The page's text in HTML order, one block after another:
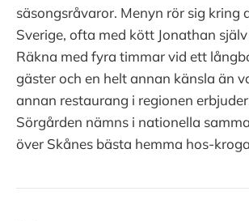
säsongsråvaror. Menyn rör sig kring
Sverige, ofta med kött Jonathan
Räkna med fyra timmar vid ett
gäster och en helt annan känsla än
annan restaurang i regionen
Sörgården nämns i nationella
över Skånes bästa hemma hos-